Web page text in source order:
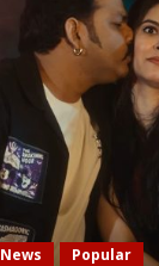
News Popular